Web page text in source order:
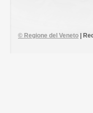
© Regione del Veneto
|